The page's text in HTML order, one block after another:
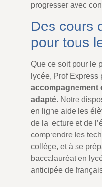
progresser avec
Des cours
pour tous
Que ce soit pour le
lycée, Prof Express
accompagnement
adapté. Notre
en ligne aide les
de la lecture et de
comprendre les
collège, et à se
baccalauréat en
anticipée de